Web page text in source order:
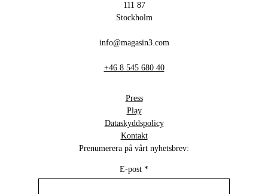
111 87
Stockholm
info@magasin3.com
+46 8 545 680 40
Press
Play
Dataskyddspolicy
Kontakt
Prenumerera på vårt nyhetsbrev:
E-post *